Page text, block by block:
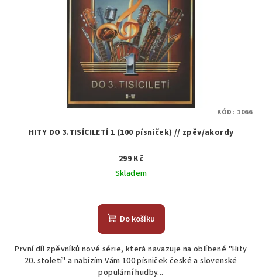
HITY DO 3.TISÍCILETÍ 1 (100 písniček) // zpěv/akordy
299 Kč
Skladem
Do košíku
První díl zpěvníků nové série, která navazuje na oblíbené "Hity
20. století" a nabízím Vám 100 písniček české a slovenské
populární hudby...
KÓD: 1066